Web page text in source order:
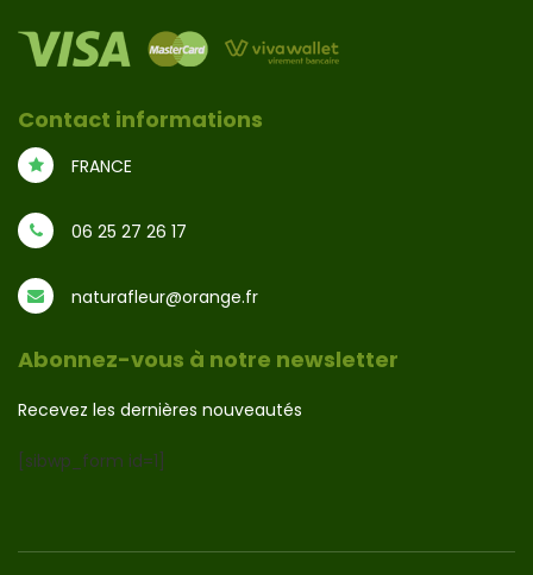
Contact informations
FRANCE
06 25 27 26 17
naturafleur@orange.fr
Abonnez-vous à notre newsletter
Recevez les dernières nouveautés
[sibwp_form id=1]